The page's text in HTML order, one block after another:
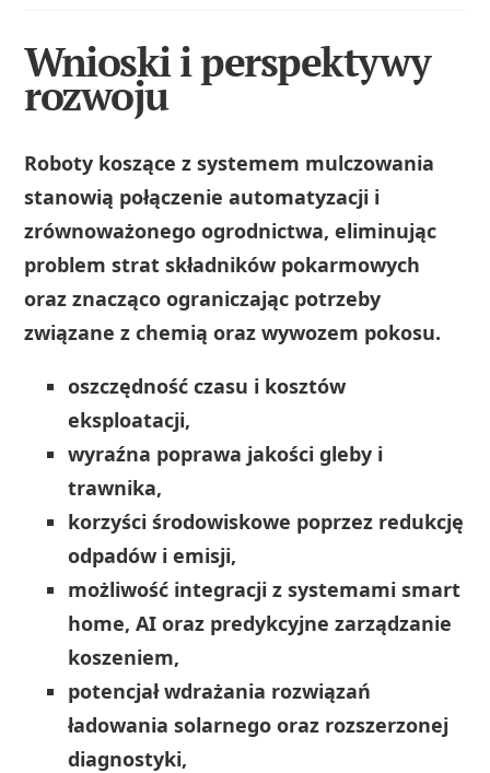
Wnioski i perspektywy
rozwoju
Roboty koszące z systemem mulczowania
stanowią połączenie automatyzacji i
zrównoważonego ogrodnictwa, eliminując
problem strat składników pokarmowych
oraz znacząco ograniczając potrzeby
związane z chemią oraz wywozem pokosu.
oszczędność czasu i kosztów
eksploatacji,
wyraźna poprawa jakości gleby i
trawnika,
korzyści środowiskowe poprzez redukcję
odpadów i emisji,
możliwość integracji z systemami smart
home, AI oraz predykcyjne zarządzanie
koszeniem,
potencjał wdrażania rozwiązań
ładowania solarnego oraz rozszerzonej
diagnostyki,